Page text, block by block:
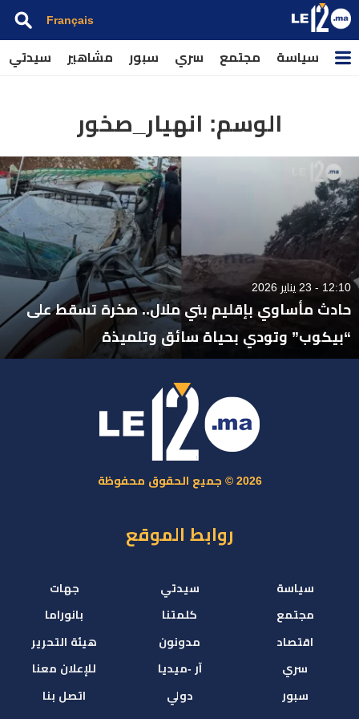
Français
سياسة مجتمع سري سبور مشاهير سيدتي
الوسم: انهيار_صخور
12:10 - 23 يناير 2026
حادث مأساوي بإقليم بني ملال.. صخرة تسقط على
“بيكوب” وتودي بحياة سائق وتلميذة
2026 © جميع الحقوق محفوظة
روابط الموقع
سياسة
مجتمع
اقتصاد
سري
سبور
سيدتي
كلمتنا
مدونون
آر -ميديا
دولي
جهات
بانوراما
هيئة التحرير
للإعلان معنا
اتصل بنا